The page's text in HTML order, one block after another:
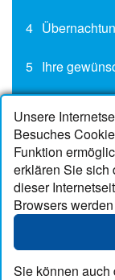
Unsere
Besuches
Funktion
erklären Sie sich
dieser
Browsers
Sie können
4
5 Ihre
Kontakt
Telefon 04974
Mobil
0151